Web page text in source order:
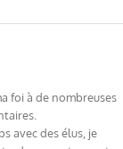
foi à de nombreuses
avec des élus, je